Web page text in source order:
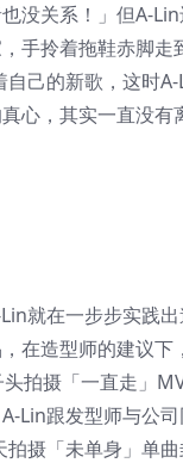
没关系！」但A-Lin
手拎着拖鞋赤脚
己的新歌，这时
心，其实一直没
就在一步步实践
在造型师的建议
拍摄「一直走」
Lin跟发型师与公
摄「未单身」单